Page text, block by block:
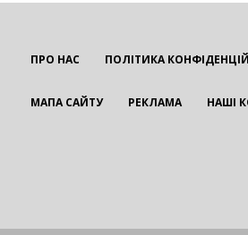
ПРО НАС ПОЛІТИКА
МАПА САЙТУ РЕКЛАМА НАШІ